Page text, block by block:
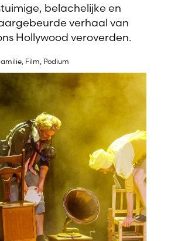
belachelijke en
verhaal van
Hollywood veroverden.
, Film, Podium